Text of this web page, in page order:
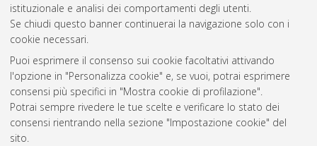
istituzionale e analisi dei comportamenti degli utenti.
Se chiudi questo banner continuerai la navigazione solo con i
cookie necessari.
Puoi esprimere il consenso sui cookie facoltativi attivando
l'opzione in "Personalizza cookie" e, se vuoi, potrai esprimere
consensi più specifici in "Mostra cookie di profilazione".
Potrai sempre rivedere le tue scelte e verificare lo stato dei
consensi rientrando nella sezione "Impostazione cookie" del
sito.
Atom
Rss 1.0
Rss 2.0